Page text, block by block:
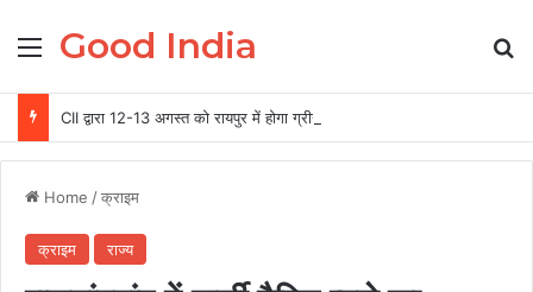
Menu
Good India
Home /क्राइम
क्राइम राज्य